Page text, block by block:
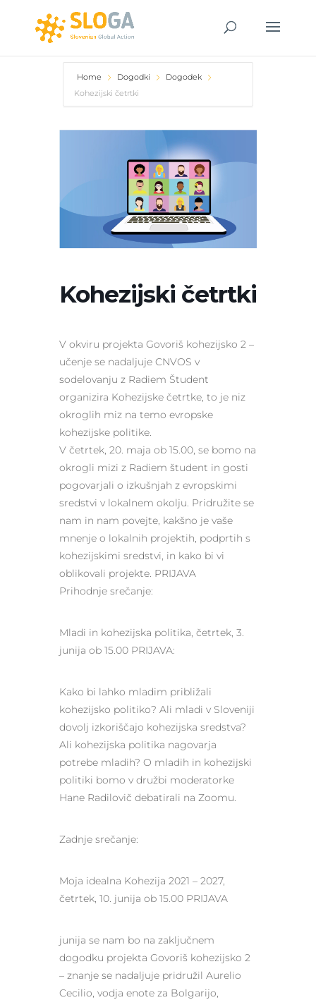
Home Dogodki
Dogodek
Kohezijski četrtki
Kohezijski četrtki
V okviru projekta Govoriš kohezijsko 2 –
učenje se nadaljuje CNVOS v
sodelovanju z Radiem Študent
organizira Kohezijske četrtke, to je niz
okroglih miz na temo evropske
kohezijske politike.
V četrtek, 20. maja ob 15.00, se bomo na
okrogli mizi z Radiem študent in gosti
pogovarjali o izkušnjah z evropskimi
sredstvi v lokalnem okolju. Pridružite se
nam in nam povejte, kakšno je vaše
mnenje o lokalnih projektih, podprtih s
kohezijskimi sredstvi, in kako bi vi
oblikovali projekte. PRIJAVA
Prihodnje srečanje:
Mladi in kohezijska politika, četrtek, 3.
junija ob 15.00 PRIJAVA:
Kako bi lahko mladim približali
kohezijsko politiko? Ali mladi v Sloveniji
dovolj izkoriščajo kohezijska sredstva?
Ali kohezijska politika nagovarja
potrebe mladih? O mladih in kohezijski
politiki bomo v družbi moderatorke
Hane Radilovič debatirali na Zoomu.
Zadnje srečanje:
Moja idealna Kohezija 2021 – 2027,
četrtek, 10. junija ob 15.00 PRIJAVA
junija se nam bo na zaključnem
dogodku projekta Govoriš kohezijsko 2
– znanje se nadaljuje pridružil Aurelio
Cecilio, vodja enote za Bolgarijo,